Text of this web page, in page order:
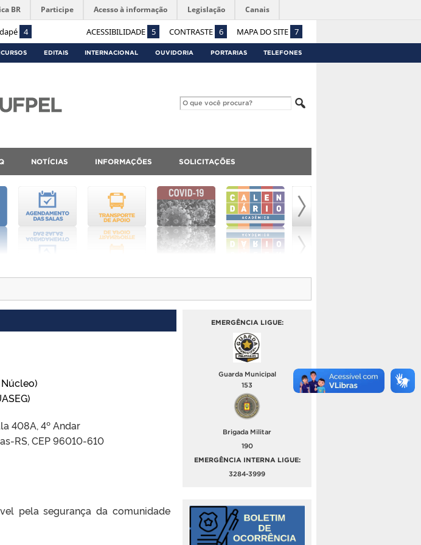
4 ACESSIBILIDADE 5 CONTRASTE 6 MAPA DO SITE 7
BR Participe Acesso à informação Legislação Canais
EDITAIS INTERNACIONAL OUVIDORIA PORTARIAS TELEFONES
NOTÍCIAS INFORMAÇÕES SOLICITAÇÕES
Núcleo)
408A, 4º Andar
RS, CEP 96010-610
pela segurança da comunidade
EMERGÊNCIA LIGUE:
Guarda Municipal
153
Brigada Militar
190
EMERGÊNCIA INTERNA LIGUE:
3284-3999